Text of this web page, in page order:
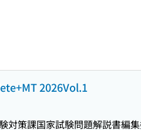
2026Vol.1
対策課国家試験問題解説書編